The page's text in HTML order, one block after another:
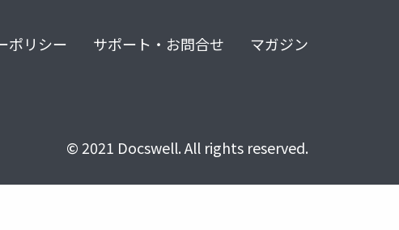
ポリシー サポート・お問合せ マガジン
© 2021 Docswell. All rights reserved.